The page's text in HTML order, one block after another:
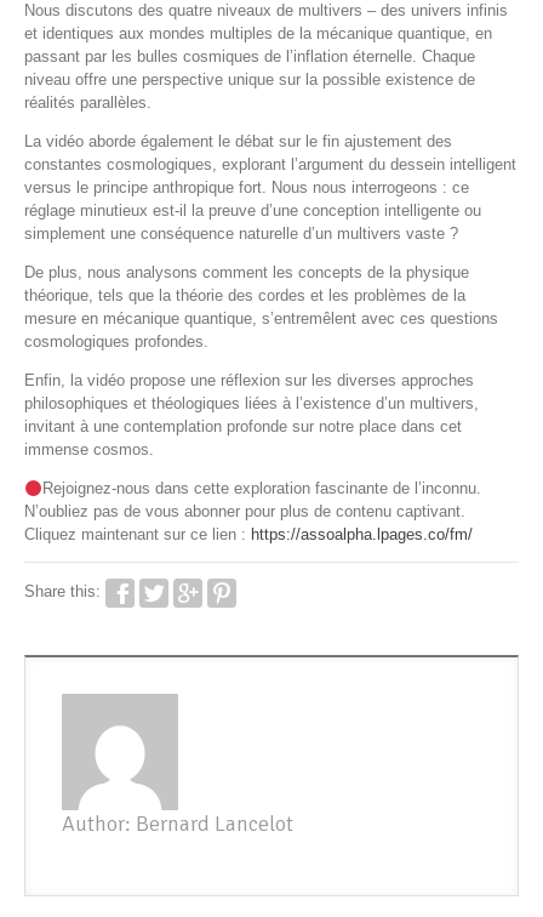
Nous discutons des quatre niveaux de multivers – des univers infinis
et identiques aux mondes multiples de la mécanique quantique, en
passant par les bulles cosmiques de l’inflation éternelle. Chaque
niveau offre une perspective unique sur la possible existence de
réalités parallèles.
La vidéo aborde également le débat sur le fin ajustement des
constantes cosmologiques, explorant l’argument du dessein intelligent
versus le principe anthropique fort. Nous nous interrogeons : ce
réglage minutieux est-il la preuve d’une conception intelligente ou
simplement une conséquence naturelle d’un multivers vaste ?
De plus, nous analysons comment les concepts de la physique
théorique, tels que la théorie des cordes et les problèmes de la
mesure en mécanique quantique, s’entremêlent avec ces questions
cosmologiques profondes.
Enfin, la vidéo propose une réflexion sur les diverses approches
philosophiques et théologiques liées à l’existence d’un multivers,
invitant à une contemplation profonde sur notre place dans cet
immense cosmos.
Rejoignez-nous dans cette exploration fascinante de l’inconnu.
N’oubliez pas de vous abonner pour plus de contenu captivant.
Cliquez maintenant sur ce lien : https://assoalpha.lpages.co/fm/
Share this:
Author: Bernard Lancelot